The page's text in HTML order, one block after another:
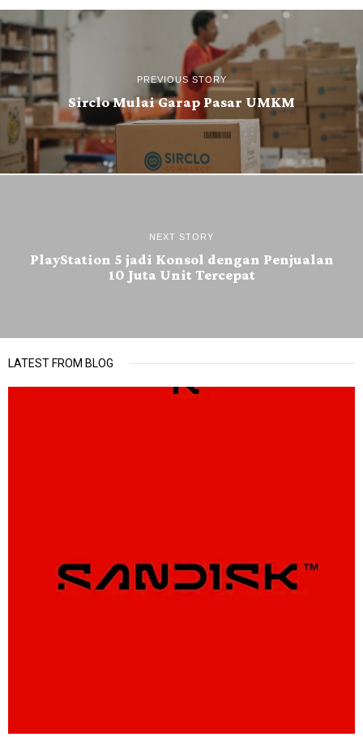
PREVIOUS STORY
Sirclo Mulai Garap Pasar UMKM
NEXT STORY
PlayStation 5 jadi Konsol dengan Penjualan
10 Juta Unit Tercepat
LATEST FROM BLOG